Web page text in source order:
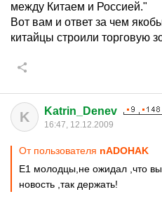
между Китаем и Россией."
Вот вам и ответ за чем
китайцы строили торговую
K Katrin_Denev
16:47, 12.12.2009
От пользователя nADOHAK
Е1 молодцы,не ожидал ,что
новость ,так держать!